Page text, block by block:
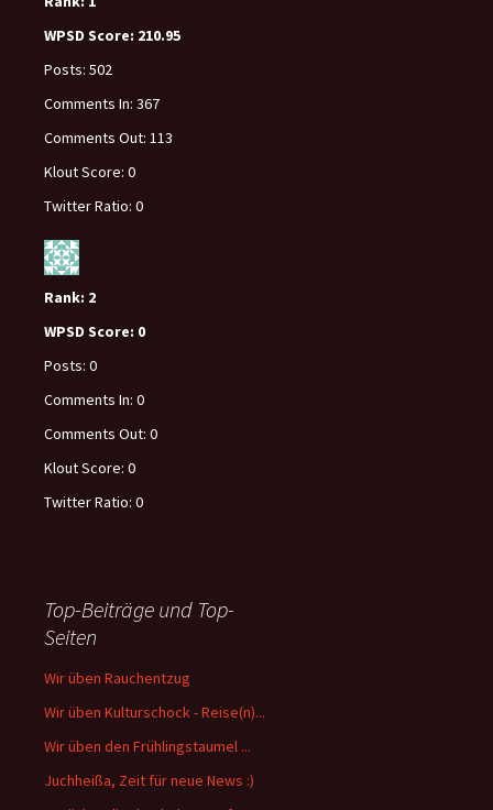
WPSD Score: 210.95
Posts: 502
Comments In: 367
Comments Out: 113
Klout Score: 0
Twitter Ratio: 0
Rank: 2
WPSD Score: 0
Posts: 0
Comments In: 0
Comments Out: 0
Klout Score: 0
Twitter Ratio: 0
Top-Beiträge und Top-
Seiten
Wir üben Rauchentzug
Wir üben Kulturschock - Reise(n)...
Wir üben den Frühlingstaumel ...
Juchheißa, Zeit für neue News :)